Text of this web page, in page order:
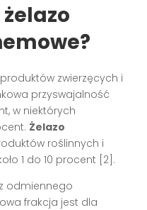
zwierzęcych i
przyswajalność
w niektórych
Żelazo
roślinnych i
1 do 10 procent [2].
odmiennego
frakcja jest dla